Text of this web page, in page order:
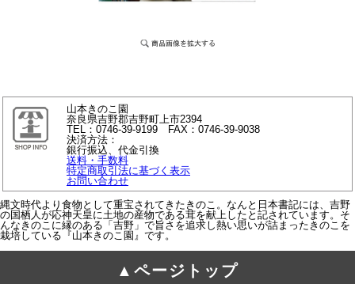
山本きのこ園
奈良県吉野郡吉野町上市2394
TEL：0746-39-9199 FAX：0746-39-9038
決済方法：
銀行振込、代金引換
送料・手数料
特定商取引法に基づく表示
お問い合わせ
縄文時代より食物として重宝されてきたきのこ。なんと日本書記には、吉野
の国栖人が応神天皇に土地の産物である茸を献上したと記されています。そ
んなきのこに縁のある「吉野」で旨さを追求し熱い思いが詰まったきのこを
栽培している『山本きのこ園』です。
▲ページトップ